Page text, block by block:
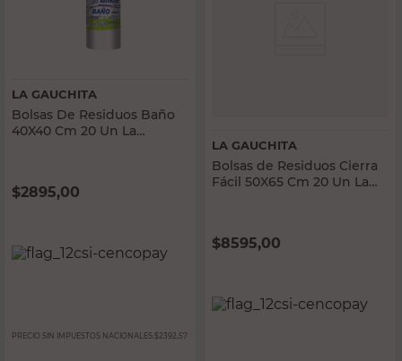
LA GAUCHITA
Bolsas De Residuos Baño
40X40 Cm 20 Un La
$2895,00
PRECIO SIN IMPUESTOS NACIONALES: $2392,57
LA GAUCHITA
Bolsas de Residuos Cierra
Fácil 50X65 Cm 20 Un La
$8595,00